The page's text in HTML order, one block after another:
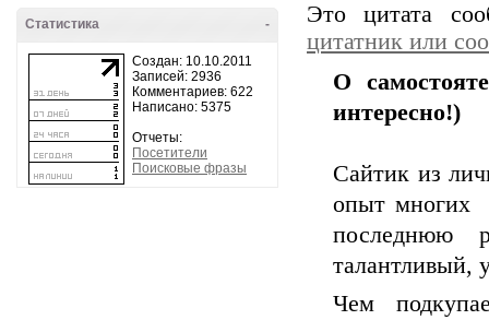
-
Статистика
Создан: 10.10.2011
Записей: 2936
Комментариев: 622
Написано: 5375
Отчеты:
Посетители
Поисковые фразы
Это цитата
цитатник или
О
интересно!)
Сайтик из
опыт многих
последнюю
талантливый,
Чем